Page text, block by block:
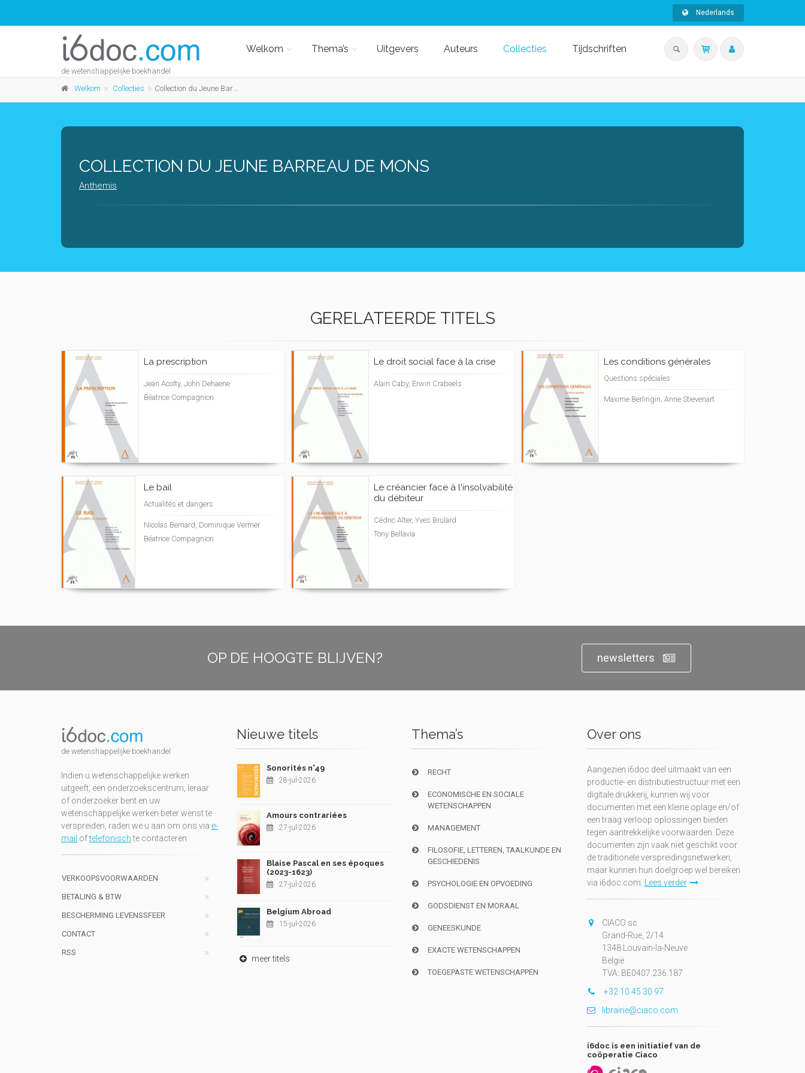
Nederlands
de wetenshappelijke boekhandel
Welkom Thema’s Uitgevers Auteurs Collecties Tijdschriften
Welkom Collecties Collection du Jeune Barreau de Mons
COLLECTION DU JEUNE BARREAU DE MONS
Anthemis
GERELATEERDE TITELS
La prescription
Jean Acolty, John Dehaene
Béatrice Compagnion
Le droit social face à la crise
Alain Caby, Erwin Crabeels
Les conditions générales
Questions spéciales
Maxime Berlingin, Anne Stievenart
Le bail
Actualités et dangers
Nicolas Bernard, Dominique Vermer
Béatrice Compagnion
Le créancier face à l'insolvabilité
du débiteur
Cédric Alter, Yves Brulard
Tony Bellavia
OP DE HOOGTE BLIJVEN? newsletters
de wetenshappelijke boekhandel
Indien u wetenschappelijke werken
uitgeeft, een onderzoekscentrum, leraar
of onderzoeker bent en uw
wetenschappelijke werken beter wenst te
verspreiden, raden we u aan om ons via e-
mail oftelefonischte contacteren
VERKOOPSVOORWAARDEN
BETALING & BTW
BESCHERMING LEVENSSFEER
CONTACT
RSS
Nieuwe titels
Sonorités n°49
28-jul-2026
Amours contrariées
27-jul-2026
Blaise Pascal en ses époques
(2023-1623)
27-jul-2026
Belgium Abroad
15-jul-2026
meer titels
Thema’s
RECHT
ECONOMISCHE EN SOCIALE
WETENSCHAPPEN
MANAGEMENT
FILOSOFIE, LETTEREN, TAALKUNDE EN
GESCHIEDENIS
PSYCHOLOGIE EN OPVOEDING
GODSDIENST EN MORAAL
GENEESKUNDE
EXACTE WETENSCHAPPEN
TOEGEPASTE WETENSCHAPPEN
Over ons
Aangezien i6doc deel uitmaakt van een
productie- en distributiestructuur met een
digitale drukkerij, kunnen wij voor
documenten met een kleine oplage en/of
een traag verloop oplossingen bieden
tegen aantrekkelijke voorwaarden. Deze
documenten zijn vaak niet geschikt voor
de traditionele verspreidingsnetwerken,
maar kunnen hun doelgroep wel bereiken
via i6doc.com.
Lees verder
CIACO sc
Grand-Rue, 2/14
1348 Louvain-la-Neuve
België
TVA: BE0407.236.187
+32 10 45 30 97
librairie@ciaco.com
i6doc is een initiatief van de
coöperatie Ciaco